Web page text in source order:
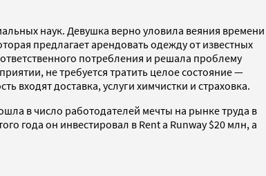
наук. Девушка верно уловила веяния времени
предлагает арендовать одежду от известных
потребления и решала проблему
не требуется тратить целое состояние —
входят доставка, услуги химчистки и страховка.
в число работодателей мечты на рынке труда в
года он инвестировал в Rent a Runway $20 млн, а